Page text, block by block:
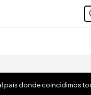
país donde coincidimos